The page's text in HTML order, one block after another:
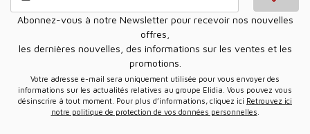
Abonnez-vous à notre Newsletter pour recevoir nos nouvelles
offres,
les dernières nouvelles, des informations sur les ventes et les
promotions.
Votre adresse e-mail sera uniquement utilisée pour vous envoyer des
informations sur les actualités relatives au groupe Elidia. Vous pouvez vous
désinscrire à tout moment. Pour plus d’informations, cliquez ici Retrouvez ici
notre politique de protection de vos données personnelles